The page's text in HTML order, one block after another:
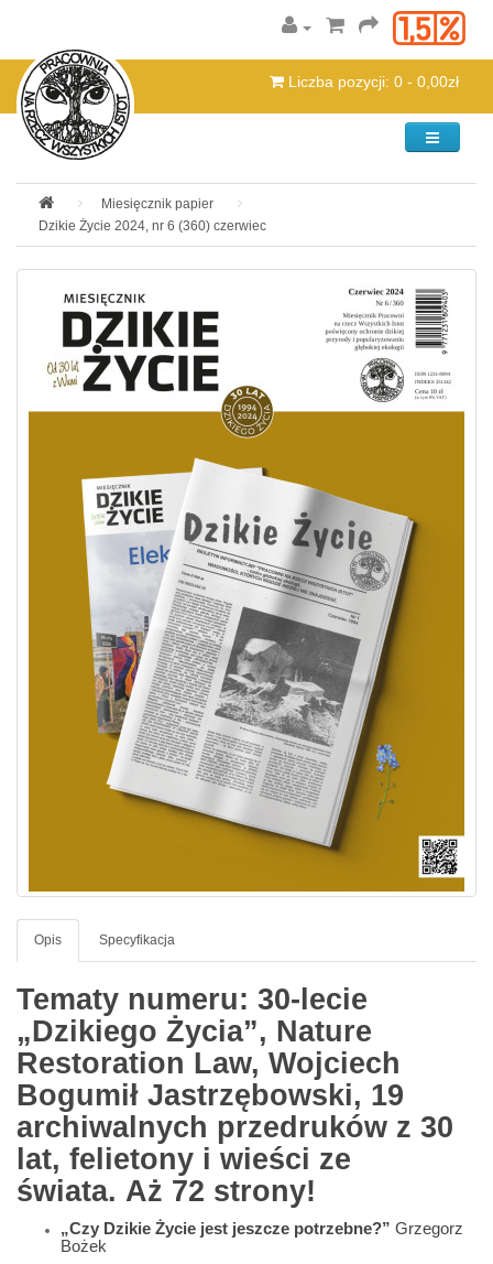
Liczba pozycji: 0 - 0,00zł
Kategorie
Miesięcznik papier
Dzikie Życie 2024, nr 6 (360) czerwiec
Opis Specyfikacja
Tematy numeru: 30-lecie
„Dzikiego Życia”, Nature
Restoration Law, Wojciech
Bogumił Jastrzębowski, 19
archiwalnych przedruków z 30
lat, felietony i wieści ze
świata. Aż 72 strony!
„Czy Dzikie Życie jest jeszcze potrzebne?” Grzegorz
Bożek